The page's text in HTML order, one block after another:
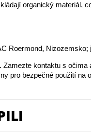
organický materiál,
Roermond, Nizozemsko;
kontaktu s
pro bezpečné použití na